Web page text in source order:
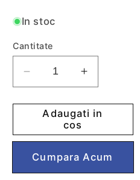
In stoc
Cantitate
Reduceti
cantitatea
pentru
Baterie
stativa
Roval
cu
Cresteti
cantitatea
pentru
Baterie
stativa
Roval
cu
Adaugati in
cos
Cumpără acum